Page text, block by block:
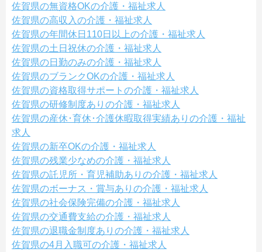
佐賀県の無資格OKの介護・福祉求人
佐賀県の高収入の介護・福祉求人
佐賀県の年間休日110日以上の介護・福祉求人
佐賀県の土日祝休の介護・福祉求人
佐賀県の日勤のみの介護・福祉求人
佐賀県のブランクOKの介護・福祉求人
佐賀県の資格取得サポートの介護・福祉求人
佐賀県の研修制度ありの介護・福祉求人
佐賀県の産休･育休･介護休暇取得実績ありの介護・福祉
求人
佐賀県の新卒OKの介護・福祉求人
佐賀県の残業少なめの介護・福祉求人
佐賀県の託児所・育児補助ありの介護・福祉求人
佐賀県のボーナス・賞与ありの介護・福祉求人
佐賀県の社会保険完備の介護・福祉求人
佐賀県の交通費支給の介護・福祉求人
佐賀県の退職金制度ありの介護・福祉求人
佐賀県の4月入職可の介護・福祉求人